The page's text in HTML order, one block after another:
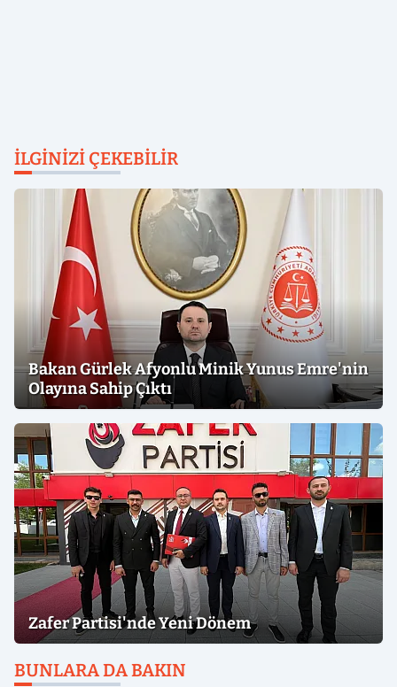
İLGINIZI ÇEKEBILIR
Bakan Gürlek Afyonlu Minik Yunus Emre'nin
Olayına Sahip Çıktı
Zafer Partisi'nde Yeni Dönem
BUNLARA DA BAKIN